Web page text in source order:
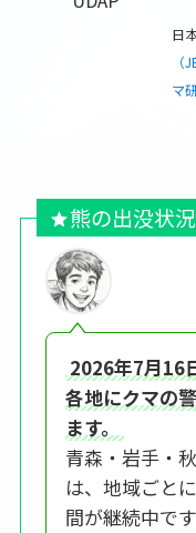
日
（
マ
熊の出没状況
2026年7月16
各地にクマの
ます。
青森・岩手・
は、地域ごと
間が継続中です